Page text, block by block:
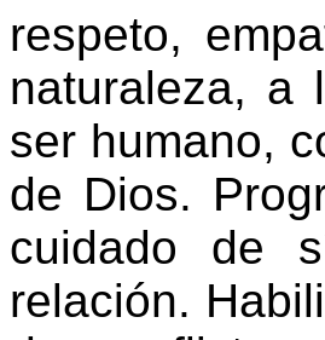
respeto,
naturaleza, a
ser humano,
de Dios.
cuidado de
relación.